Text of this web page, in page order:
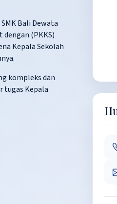
Bali Dewata
(PKKS)
Kepala Sekolah
.
kompleks dan
tugas Kepala